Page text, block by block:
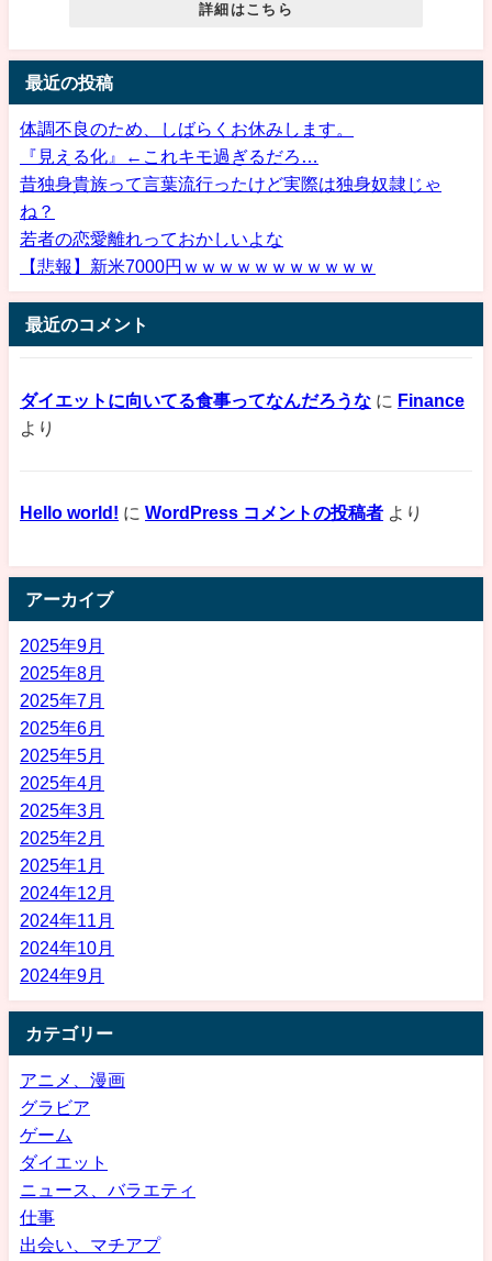
詳細はこちら
最近の投稿
体調不良のため、しばらくお休みします。
『見える化』←これキモ過ぎるだろ…
昔独身貴族って言葉流行ったけど実際は独身奴隷じゃ
ね？
若者の恋愛離れっておかしいよな
【悲報】新米7000円ｗｗｗｗｗｗｗｗｗｗｗ
最近のコメント
ダイエットに向いてる食事ってなんだろうな に Finance
より
Hello world! に WordPress コメントの投稿者 より
アーカイブ
2025年9月
2025年8月
2025年7月
2025年6月
2025年5月
2025年4月
2025年3月
2025年2月
2025年1月
2024年12月
2024年11月
2024年10月
2024年9月
カテゴリー
アニメ、漫画
グラビア
ゲーム
ダイエット
ニュース、バラエティ
仕事
出会い、マチアプ